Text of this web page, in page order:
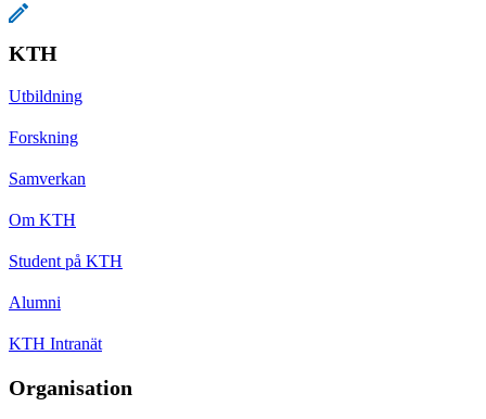
KTH
Utbildning
Forskning
Samverkan
Om KTH
Student på KTH
Alumni
KTH Intranät
Organisation